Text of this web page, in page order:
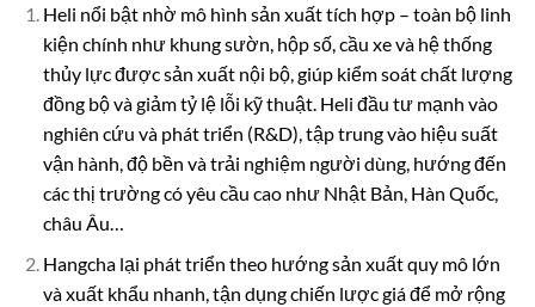
Heli nổi bật nhờ mô hình sản xuất tích hợp – toàn bộ linh
kiện chính như khung sườn, hộp số, cầu xe và hệ thống
thủy lực được sản xuất nội bộ, giúp kiểm soát chất lượng
đồng bộ và giảm tỷ lệ lỗi kỹ thuật. Heli đầu tư mạnh vào
nghiên cứu và phát triển (R&D), tập trung vào hiệu suất
vận hành, độ bền và trải nghiệm người dùng, hướng đến
các thị trường có yêu cầu cao như Nhật Bản, Hàn Quốc,
châu Âu…
Hangcha lại phát triển theo hướng sản xuất quy mô lớn
và xuất khẩu nhanh, tận dụng chiến lược giá để mở rộng